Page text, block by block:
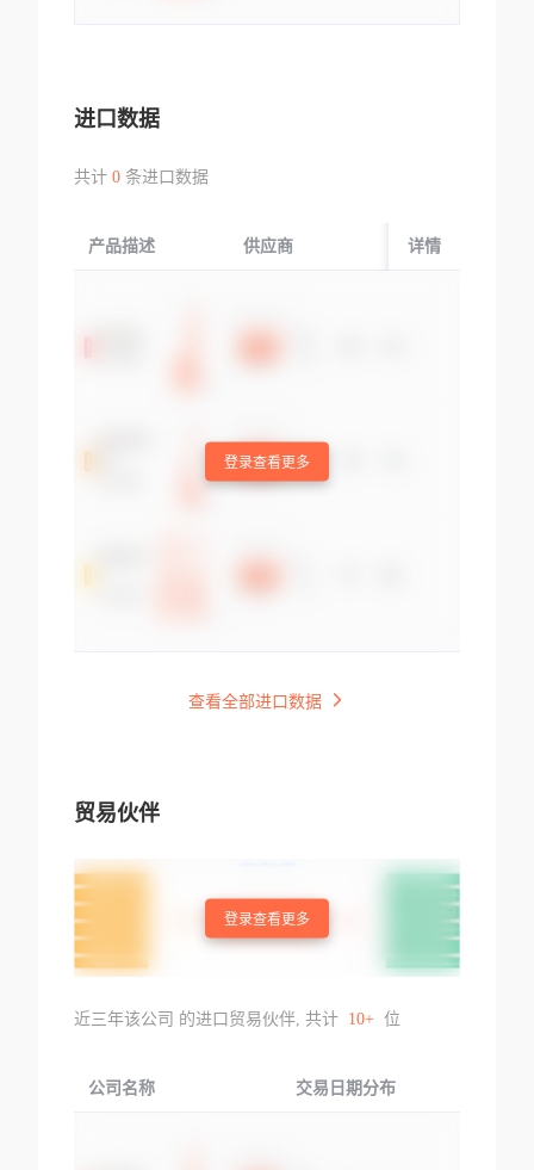
进口数据
共计 0条进口数据
产品描述 供应商 起运国/地区
详情
登录查看更多
查看全部进口数据
贸易伙伴
登录查看更多
近三年该公司 的进口贸易伙伴, 共计 10+ 位
公司名称 交易日期分布